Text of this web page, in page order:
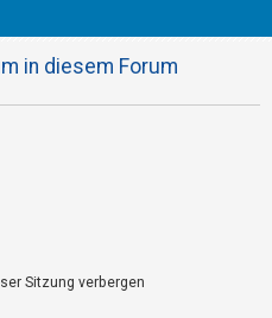
in diesem Forum
Sitzung verbergen